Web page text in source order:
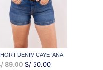
DENIM CAYETANA
89.00 EL
S/ 50.00EL